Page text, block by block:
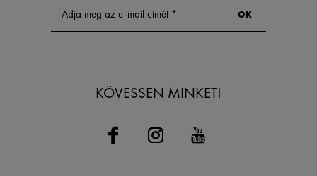
KÖVESSEN MINKET!